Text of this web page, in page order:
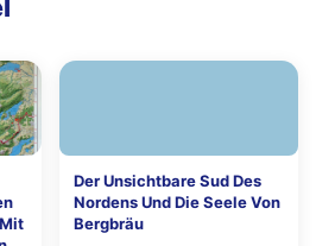
Der Unsichtbare Sud Des
Nordens Und Die Seele Von
Bergbräu